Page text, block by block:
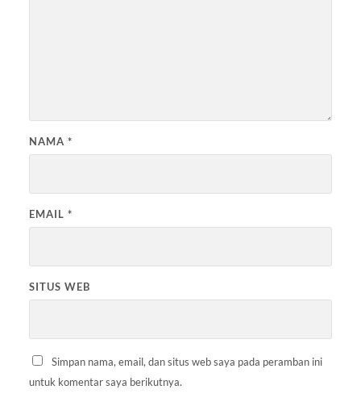
NAMA *
EMAIL *
SITUS WEB
Simpan nama, email, dan situs web saya pada peramban ini
untuk komentar saya berikutnya.